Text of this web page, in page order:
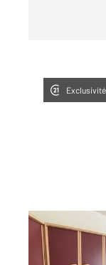
Exclusivité
ANTONY 92
21,40 m
, 1
Ref : 5171